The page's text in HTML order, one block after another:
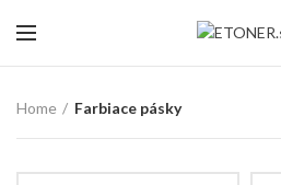
Home Farbiace pásky
Dodanie do